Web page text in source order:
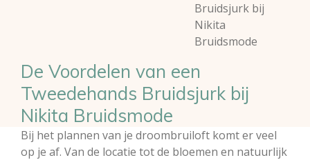
Bruidsjurk bij
Nikita
Bruidsmode
De Voordelen van een
Tweedehands Bruidsjurk bij
Nikita Bruidsmode
Bij het plannen van je droombruiloft komt er veel
op je af. Van de locatie tot de bloemen en natuurlijk